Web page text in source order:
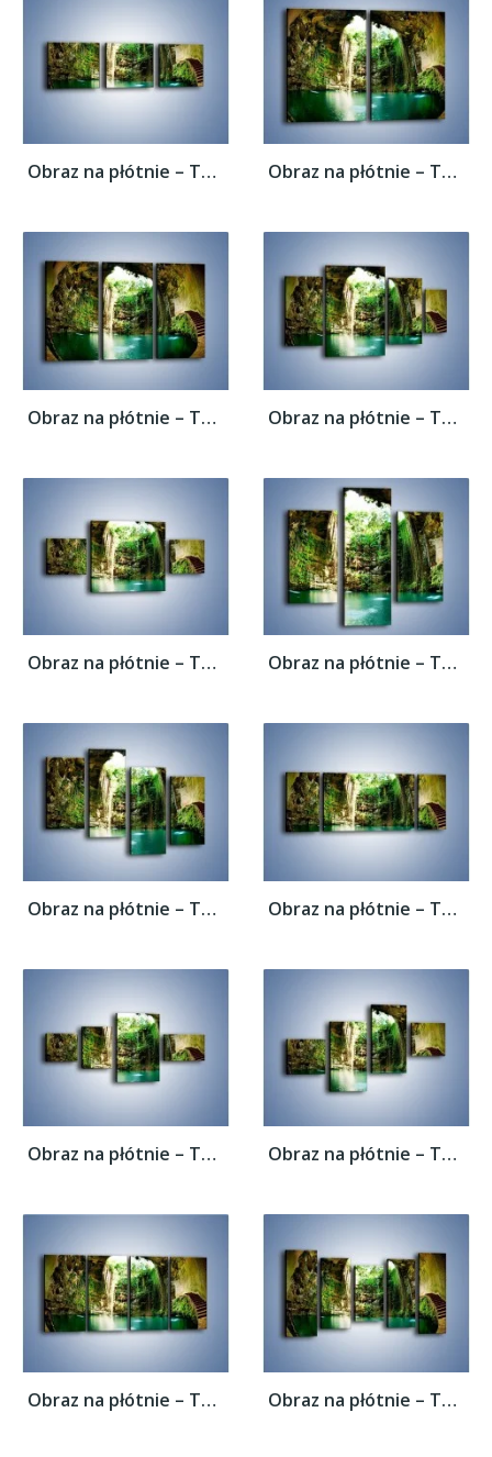
Obraz na płótnie – Tunel z wodnym oczkiem... Obraz na płótnie – Tunel z wodnym oczkiem...
Obraz na płótnie – Tunel z wodnym oczkiem... Obraz na płótnie – Tunel z wodnym oczkiem...
Obraz na płótnie – Tunel z wodnym oczkiem... Obraz na płótnie – Tunel z wodnym oczkiem...
Obraz na płótnie – Tunel z wodnym oczkiem... Obraz na płótnie – Tunel z wodnym oczkiem...
Obraz na płótnie – Tunel z wodnym oczkiem... Obraz na płótnie – Tunel z wodnym oczkiem...
Obraz na płótnie – Tunel z wodnym oczkiem... Obraz na płótnie – Tunel z wodnym oczkiem...